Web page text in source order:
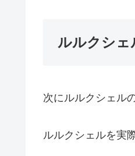
ルルクシェ
次にルルクシェル
ルルクシェルを実